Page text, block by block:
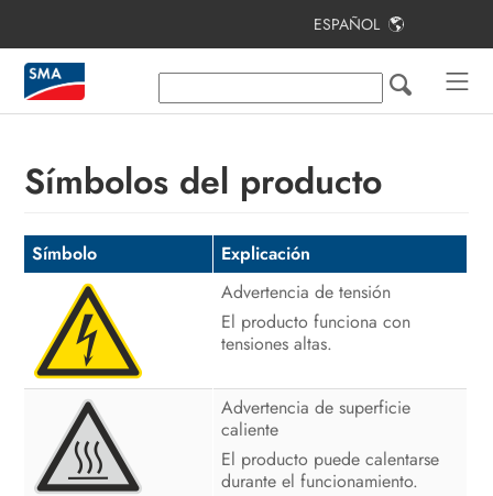
ESPAÑOL
Símbolos del producto
Símbolo
Explicación
Advertencia de tensión
El producto funciona con
tensiones altas.
Advertencia de superficie
caliente
El producto puede calentarse
durante el funcionamiento.
Índice
Indicaciones sobre este documento
Contenido de la entrega
Vista general del producto
Montaje
Conexión eléctrica
Manejo
Cierre de la carcasa
Eliminación de fallos